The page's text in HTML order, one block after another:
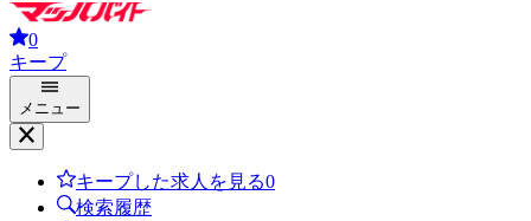
0
キープ
メニュー
キープした求人を見る0
検索履歴